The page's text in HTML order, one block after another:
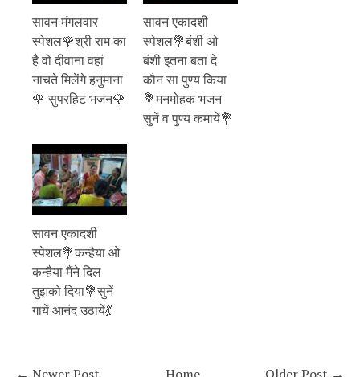
सावन मंगलवार
स्पेशल🌹श्री राम का
है वो दीवाना वहां
नाचते मिलेंगे हनुमाना
🌹 सुपरहिट भजन🌹
सावन एकादशी
स्पेशल💐बंशी ओ
बंशी इतना बता दे
कौन सा पुण्य किया
💐मनमोहक भजन
सुनें व पुण्य कमायें💐
सावन एकादशी
स्पेशल💐कन्हैया ओ
कन्हैया मैंने दिल
तुझको दिया💐सुनें
गायें आनंद उठायें💃